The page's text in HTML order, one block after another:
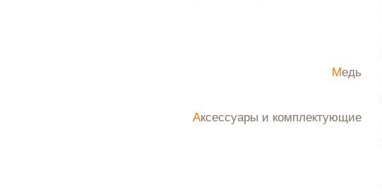
Медь
Аксессуары и комплектующие